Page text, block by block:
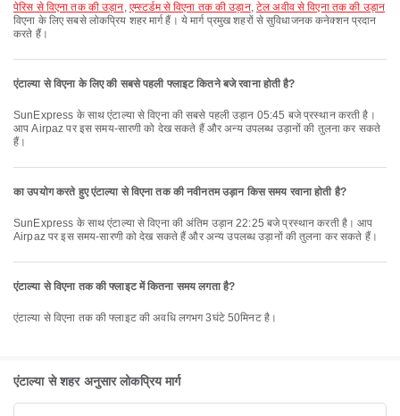
पेरिस से विएना तक की उड़ान, एम्स्टर्डम से विएना तक की उड़ान,टेल अवीव से विएना तक की उड़ान
विएना के लिए सबसे लोकप्रिय शहर मार्ग हैं। ये मार्ग प्रमुख शहरों से सुविधाजनक कनेक्शन प्रदान
करते हैं।
एंटाल्या से विएना के लिए की सबसे पहली फ्लाइट कितने बजे रवाना होती है?
SunExpress के साथ एंटाल्या से विएना की सबसे पहली उड़ान 05:45 बजे प्रस्थान करती है।
आप Airpaz पर इस समय-सारणी को देख सकते हैं और अन्य उपलब्ध उड़ानों की तुलना कर सकते
हैं।
का उपयोग करते हुए एंटाल्या से विएना तक की नवीनतम उड़ान किस समय रवाना होती है?
SunExpress के साथ एंटाल्या से विएना की अंतिम उड़ान 22:25 बजे प्रस्थान करती है। आप
Airpaz पर इस समय-सारणी को देख सकते हैं और अन्य उपलब्ध उड़ानों की तुलना कर सकते हैं।
एंटाल्या से विएना तक की फ्लाइट में कितना समय लगता है?
एंटाल्या से विएना तक की फ्लाइट की अवधि लगभग 3घंटे 50मिनट है।
एंटाल्या से शहर अनुसार लोकप्रिय मार्ग